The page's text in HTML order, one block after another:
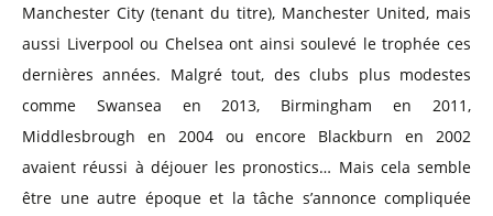
Manchester City (tenant du titre), Manchester United, mais
aussi Liverpool ou Chelsea ont ainsi soulevé le trophée ces
dernières années. Malgré tout, des clubs plus modestes
comme Swansea en 2013, Birmingham en 2011,
Middlesbrough en 2004 ou encore Blackburn en 2002
avaient réussi à déjouer les pronostics… Mais cela semble
être une autre époque et la tâche s’annonce compliquée